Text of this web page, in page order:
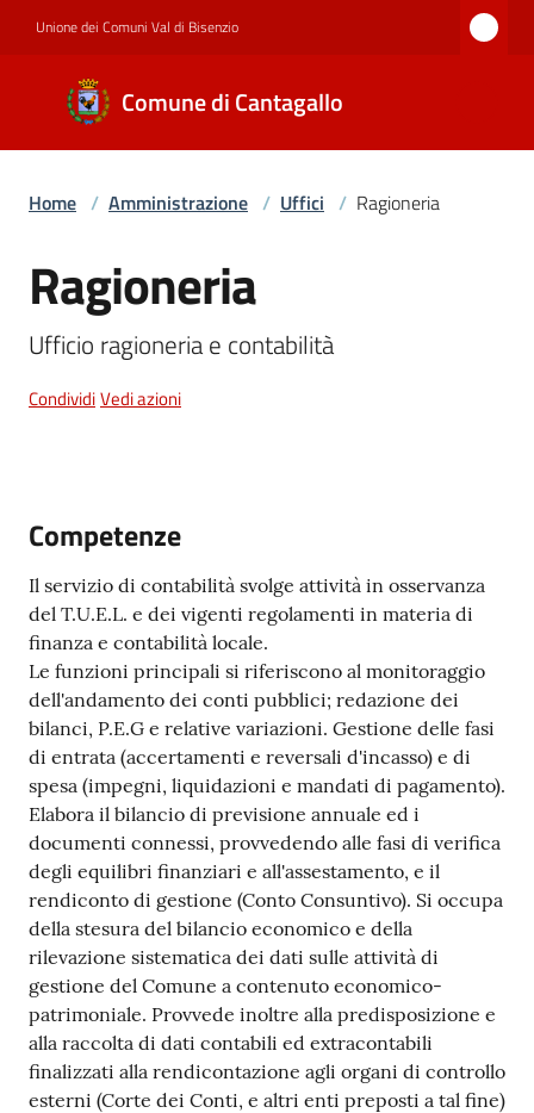
Unione dei Comuni Val di Bisenzio
Comune di Cantagallo
Comune di
Cantagallo
Amministrazione
Servizi
e
Argomenti
Seguici
su
Home / Amministrazione / Uffici / Ragioneria
Salta al contenuto
Ragioneria
Ufficio ragioneria e contabilità
CondividiVedi azioni
Competenze
Il servizio di contabilità svolge attività in osservanza
del T.U.E.L. e dei vigenti regolamenti in materia di
finanza e contabilità locale.
Le funzioni principali si riferiscono al monitoraggio
dell'andamento dei conti pubblici; redazione dei
bilanci, P.E.G e relative variazioni. Gestione delle fasi
di entrata (accertamenti e reversali d'incasso) e di
spesa (impegni, liquidazioni e mandati di pagamento).
Elabora il bilancio di previsione annuale ed i
documenti connessi, provvedendo alle fasi di verifica
degli equilibri finanziari e all'assestamento, e il
rendiconto di gestione (Conto Consuntivo). Si occupa
della stesura del bilancio economico e della
rilevazione sistematica dei dati sulle attività di
gestione del Comune a contenuto economico-
patrimoniale. Provvede inoltre alla predisposizione e
alla raccolta di dati contabili ed extracontabili
finalizzati alla rendicontazione agli organi di controllo
esterni (Corte dei Conti, e altri enti preposti a tal fine)